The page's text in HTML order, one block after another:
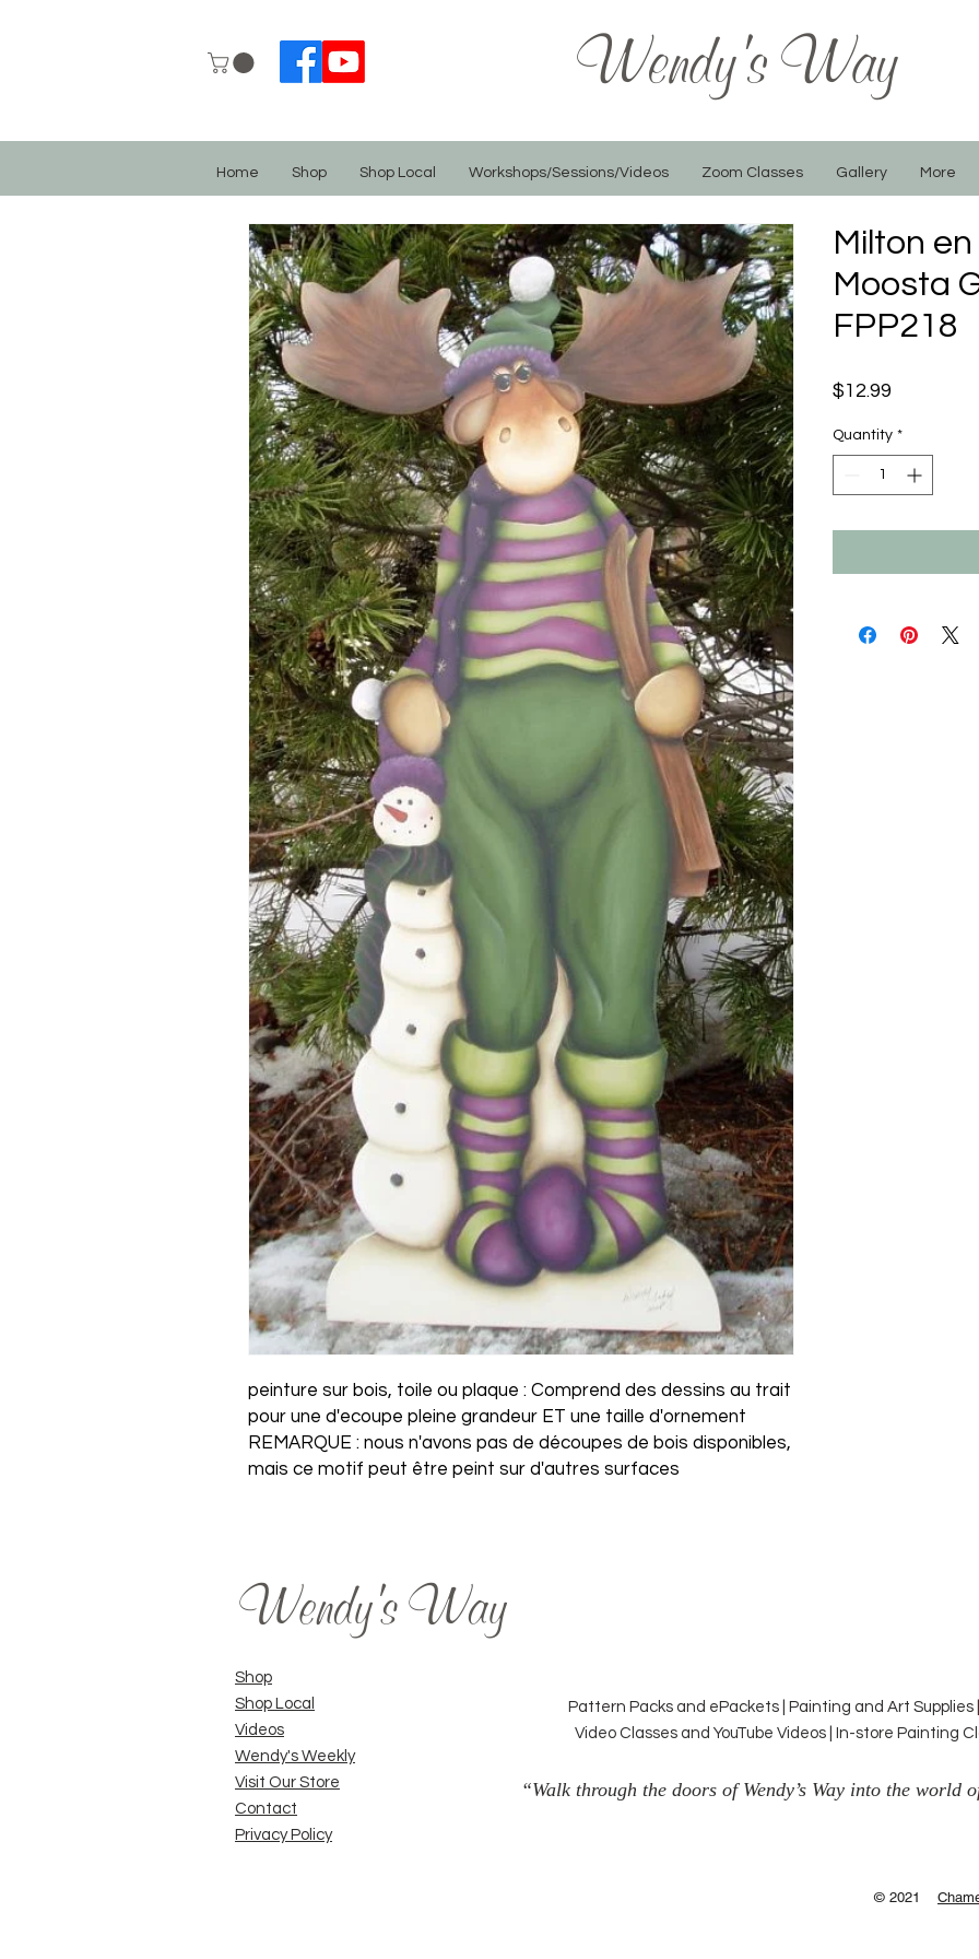
Wendy's Way
Home Shop Shop Local Workshops/Sessions/Videos Zoom Classes Gallery More
peinture sur bois, toile ou plaque : Comprend des dessins au trait
pour une d'ecoupe pleine grandeur ET une taille d'ornement
REMARQUE : nous n'avons pas de découpes de bois disponibles,
mais ce motif peut être peint sur d'autres surfaces
Milton
Moosta
FPP218
$12.99
Quantity *
Wendy's Way
Shop
Shop Local
Videos
Wendy's Weekly
Visit Our Store
Contact
Privacy Policy
Pattern Packs and ePackets | Painting and Art Supplies
Video Classes and YouTube Videos | In-store Painting
“Walk through the doors of Wendy’s Way into the
© 2021